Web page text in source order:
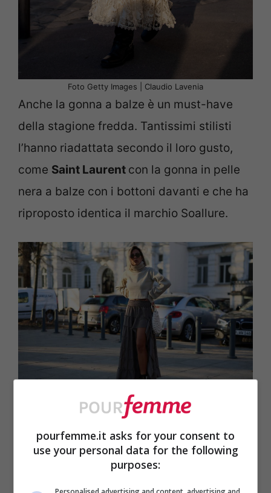
Foto Getty Images | Claudio Lavenia
Anche la gonna a balze è un must-have
della stagione fredda. Tantissimi stilisti
l’hanno riadattata secondo il loro gusto,
come Saint Laurent con la gonna in pelle
nera a balze con i bottoni davanti e che ha
riproposto identica il marchio Soallure.
Foto Getty Images | Jeremy Moeller
Camicia con maniche a sbuffo
pourfemme.it asks for your consent to
use your personal data for the following
purposes: